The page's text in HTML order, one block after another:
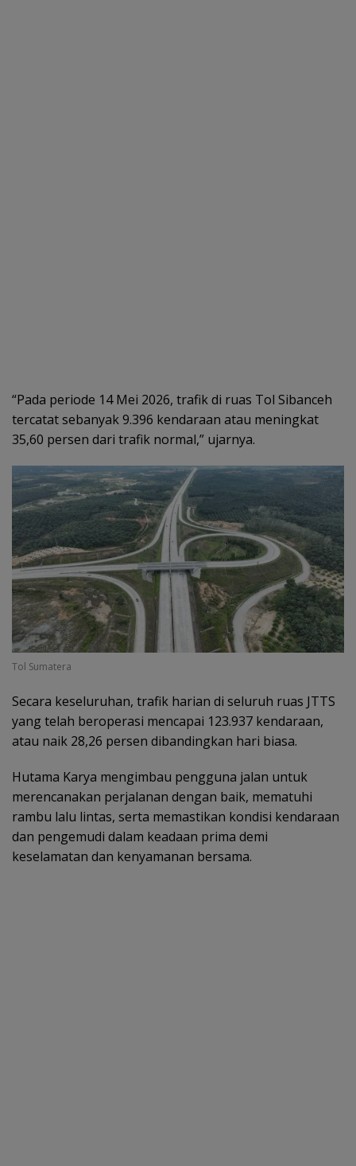
“Pada periode 14 Mei 2026, trafik di ruas Tol Sibanceh
tercatat sebanyak 9.396 kendaraan atau meningkat
35,60 persen dari trafik normal,” ujarnya.
Tol Sumatera
Secara keseluruhan, trafik harian di seluruh ruas JTTS
yang telah beroperasi mencapai 123.937 kendaraan,
atau naik 28,26 persen dibandingkan hari biasa.
Hutama Karya mengimbau pengguna jalan untuk
merencanakan perjalanan dengan baik, mematuhi
rambu lalu lintas, serta memastikan kondisi kendaraan
dan pengemudi dalam keadaan prima demi
keselamatan dan kenyamanan bersama.